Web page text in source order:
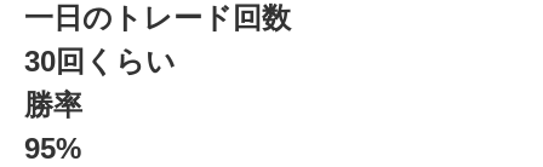
一日のトレード回数
30回くらい
勝率
95%